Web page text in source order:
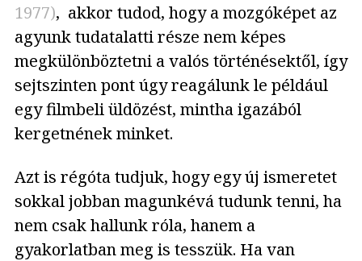
1977), akkor tudod, hogy a mozgóképet az
agyunk tudatalatti része nem képes
megkülönböztetni a valós történésektől, így
sejtszinten pont úgy reagálunk le például
egy filmbeli üldözést, mintha igazából
kergetnének minket.
Azt is régóta tudjuk, hogy egy új ismeretet
sokkal jobban magunkévá tudunk tenni, ha
nem csak hallunk róla, hanem a
gyakorlatban meg is tesszük. Ha van